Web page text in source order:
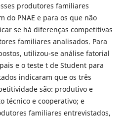
produtores familiares
do PNAE e para os que não
se há diferenças competitivas
familiares analisados. Para
utilizou-se análise fatorial
e o teste t de Student para
indicaram que os três
são: produtivo e
técnico e cooperativo; e
familiares entrevistados,